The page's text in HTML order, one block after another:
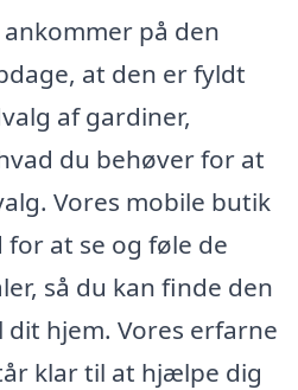
på den
at den er fyldt
af gardiner,
du behøver for at
Vores mobile butik
at se og føle de
så du kan finde den
hjem. Vores erfarne
klar til at hjælpe dig